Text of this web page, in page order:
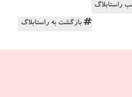
راستابلاگ
بازگشت به راستابلاگ